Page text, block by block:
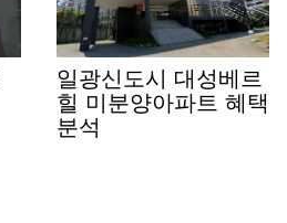
일광신도시 대성베르
힐 미분양아파트 혜택
분석